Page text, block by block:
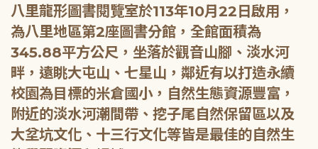
八里龍形圖書閱覽室於113年10月22日啟用，
為八里地區第2座圖書分館，全館面積為
345.88平方公尺，坐落於觀音山腳、淡水河
畔，遠眺大屯山、七星山，鄰近有以打造永續
校園為目標的米倉國小，自然生態資源豐富，
附近的淡水河潮間帶、挖子尾自然保留區以及
大坌坑文化、十三行文化等皆是最佳的自然生